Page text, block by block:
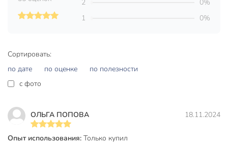
Стиль
Вид цветка
Сортировать:
по дате
по оценке
по полезности
c фото
ОЛЬГА ПОПОВА 18.11.2024
Опыт использования: Только купил
2
0%
1
0%